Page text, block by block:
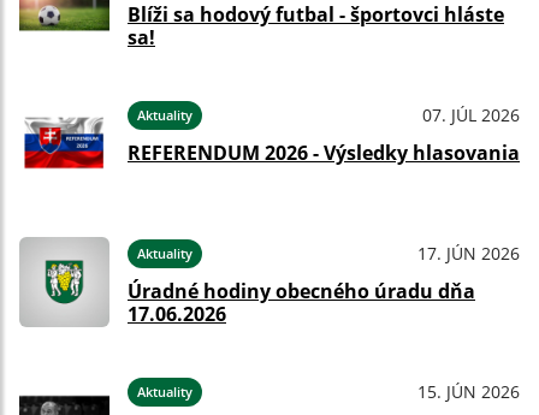
Blíži sa hodový futbal - športovci hláste
sa!
Aktuality 07. JÚL 2026
REFERENDUM 2026 - Výsledky hlasovania
Aktuality 17. JÚN 2026
Úradné hodiny obecného úradu dňa
17.06.2026
Aktuality 15. JÚN 2026